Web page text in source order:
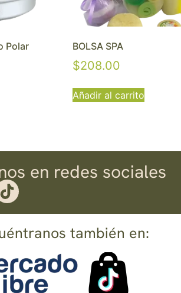
Polar
BOLSA SPA
$208.00
Añadir al carrito
en redes sociales
también en: